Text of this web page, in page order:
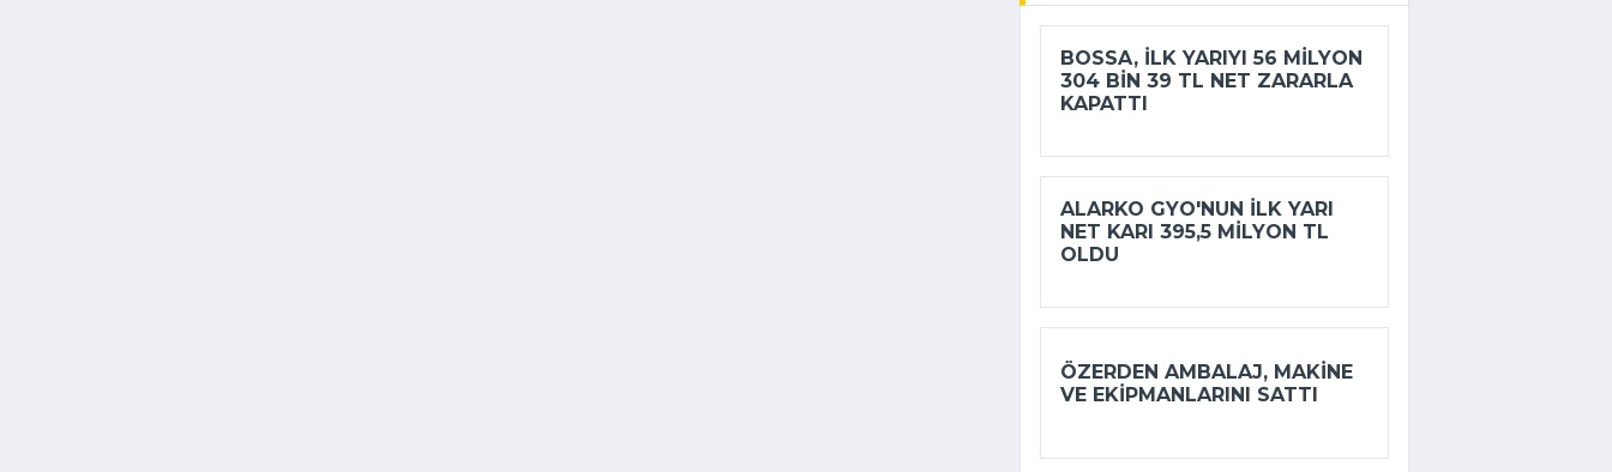
BOSSA, ILK YARIYI 56 MILYON
304 BIN 39 TL NET ZARARLA
KAPATTI
ALARKO GYO'NUN ILK YARI
NET KARI 395,5 MILYON TL
OLDU
ÖZERDEN AMBALAJ, MAKINE
VE EKIPMANLARINI SATTI